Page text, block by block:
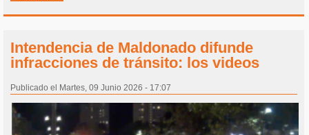
Intendencia de Maldonado difunde
infracciones de tránsito: los videos
Publicado el Martes, 09 Junio 2026 - 17:07